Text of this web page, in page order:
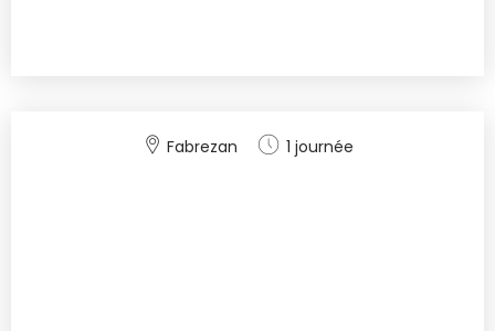
Fabrezan 1 journée